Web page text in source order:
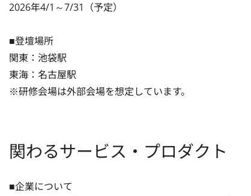
2026年4/1～7/31（予定）
■登壇場所
関東：池袋駅
東海：名古屋駅
※研修会場は外部会場を想定しています。
関わるサービス・プロダクト
■企業について